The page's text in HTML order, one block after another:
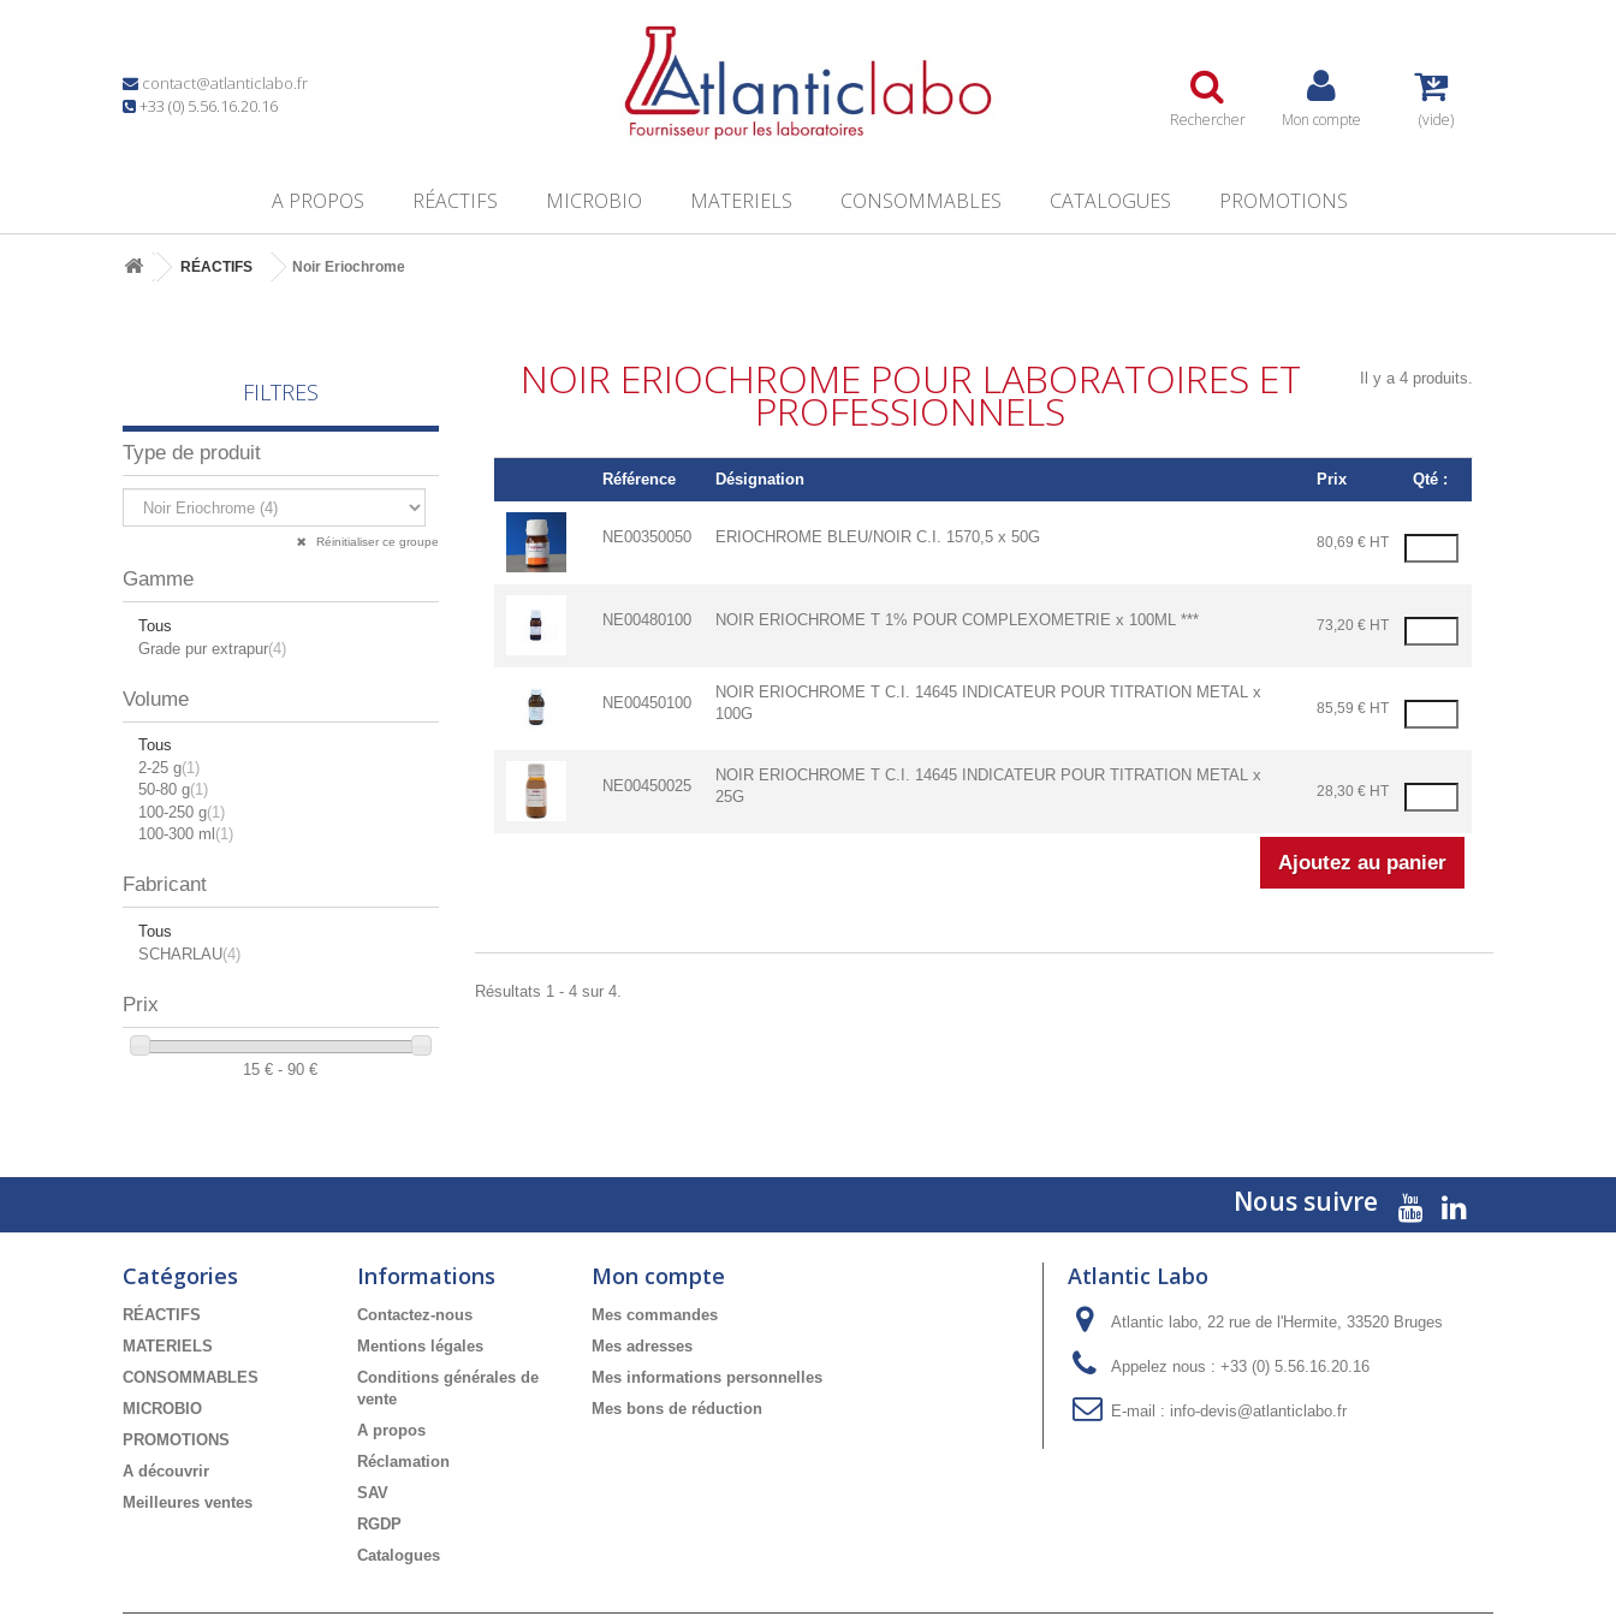
contact@atlanticlabo.fr
+33 (0) 5.56.16.20.16
Rechercher Mon compte (vide)
A PROPOS RÉACTIFS MICROBIO MATERIELS CONSOMMABLES CATALOGUES PROMOTIONS
RÉACTIFS Noir Eriochrome
FILTRES
Type de produit
Réinitialiser ce groupe
Gamme
Tous
Grade pur extrapur(4)
Volume
Tous
2-25 g(1)
50-80 g(1)
100-250 g(1)
100-300 ml (1)
Fabricant
Tous
SCHARLAU(4)
Prix
15 € - 90 €
NOIR ERIOCHROME POUR LABORATOIRES ET
PROFESSIONNELS
Il y a 4 produits.
Référence Désignation Prix Qté :
NE00350050 ERIOCHROME BLEU/NOIR C.I. 1570,5 x 50G 80,69 € HT
NE00480100 NOIR ERIOCHROME T 1% POUR COMPLEXOMETRIE x 100ML *** 73,20 € HT
NE00450100
NOIR ERIOCHROME T C.I. 14645 INDICATEUR POUR TITRATION METAL x
100G
85,59 € HT
NE00450025
NOIR ERIOCHROME T C.I. 14645 INDICATEUR POUR TITRATION METAL x
25G
28,30 € HT
Résultats 1 - 4 sur 4.
Nous suivre
Catégories
RÉACTIFS
MATERIELS
CONSOMMABLES
MICROBIO
PROMOTIONS
A découvrir
Meilleures ventes
Informations
Contactez-nous
Mentions légales
Conditions générales de
vente
A propos
Réclamation
SAV
RGDP
Catalogues
Mon compte
Mes commandes
Mes adresses
Mes informations personnelles
Mes bons de réduction
Atlantic Labo
Atlantic labo, 22 rue de l'Hermite, 33520 Bruges
Appelez nous : +33 (0) 5.56.16.20.16
E-mail : info-devis@atlanticlabo.fr